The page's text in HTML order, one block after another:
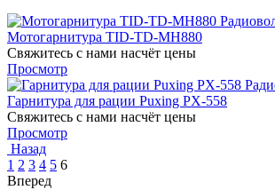
Мотогарнитура TID-TD-MH880
Свяжитесь с нами насчёт цены
Просмотр
Гарнитура для рации Puxing PX-558
Свяжитесь с нами насчёт цены
Просмотр
Назад
1 2 3 4 5 6
Вперед